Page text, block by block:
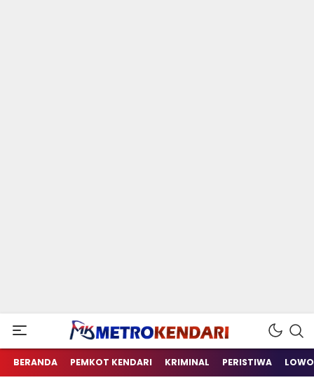
metrokendari
Berita Terkini Sulawesi Tenggara
BERANDA PEMKOT KENDARI KRIMINAL PERISTIWA